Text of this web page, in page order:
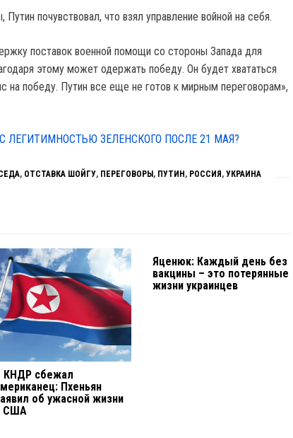
почувствовал, что взял управление войной на себя.
поставок военной помощи со стороны Запада для
этому может одержать победу. Он будет хвататься
на победу. Путин все еще не готов к мирным переговорам»,
ЛЕГИТИМНОСТЬЮ ЗЕЛЕНСКОГО ПОСЛЕ 21 МАЯ?
, ОТСТАВКА ШОЙГУ, ПЕРЕГОВОРЫ , ПУТИН , РОССИЯ , УКРАИНА
КНДР сбежал
Пхеньян
об ужасной жизни
США
Яценюк: Каждый день без
вакцины – это потерянные
жизни украинцев